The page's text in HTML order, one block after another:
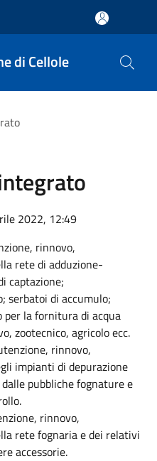
di Cellole
2022, 12:49
rinnovo,
rete di adduzione-
captazione;
serbatoi di accumulo;
la fornitura di acqua
zootecnico, agricolo ecc.
rinnovo,
impianti di depurazione
pubbliche fognature e
rinnovo,
rete fognaria e dei relativi
accessorie.